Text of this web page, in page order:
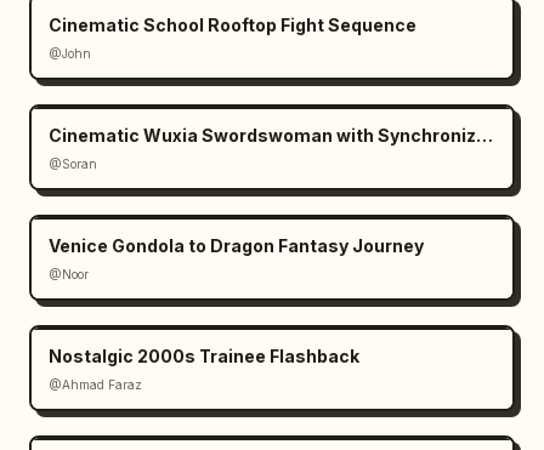
Cinematic School Rooftop Fight Sequence
@John
Cinematic Wuxia Swordswoman with Synchronized Echoes
@Soran
Venice Gondola to Dragon Fantasy Journey
@Noor
Nostalgic 2000s Trainee Flashback
@Ahmad Faraz